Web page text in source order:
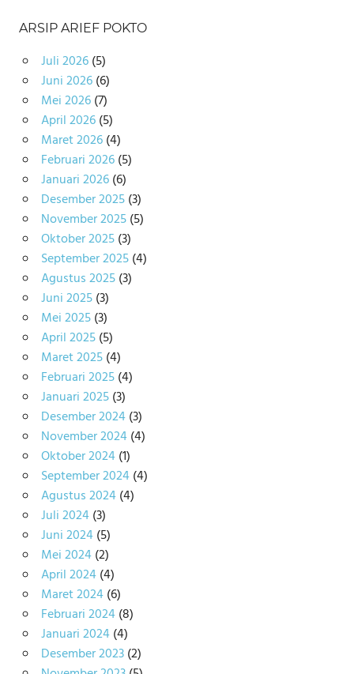
ARSIP ARIEF POKTO
Juli 2026(5)
Juni 2026(6)
Mei 2026(7)
April 2026(5)
Maret 2026(4)
Februari 2026(5)
Januari 2026(6)
Desember 2025(3)
November 2025(5)
Oktober 2025(3)
September 2025(4)
Agustus 2025(3)
Juni 2025(3)
Mei 2025(3)
April 2025(5)
Maret 2025(4)
Februari 2025(4)
Januari 2025(3)
Desember 2024(3)
November 2024(4)
Oktober 2024(1)
September 2024(4)
Agustus 2024(4)
Juli 2024(3)
Juni 2024(5)
Mei 2024(2)
April 2024(4)
Maret 2024(6)
Februari 2024(8)
Januari 2024(4)
Desember 2023(2)